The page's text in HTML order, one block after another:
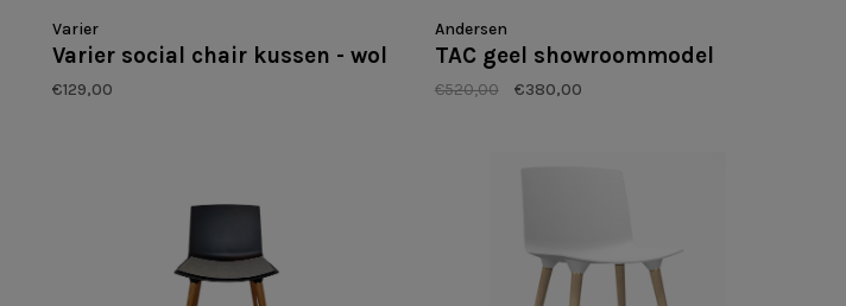
Varier
Varier social chair kussen - wol
€129,00
Andersen
TAC geel showroommodel
€520,00 €380,00